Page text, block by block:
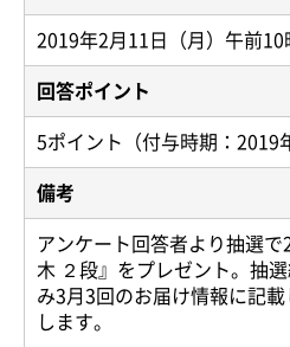
2019年2月11日（月）午前10
回答ポイント
5ポイント（付与時期：2019
備考
アンケート回答者より抽選
木 ２段』をプレゼント。抽
み3月3回のお届け情報に記
します。